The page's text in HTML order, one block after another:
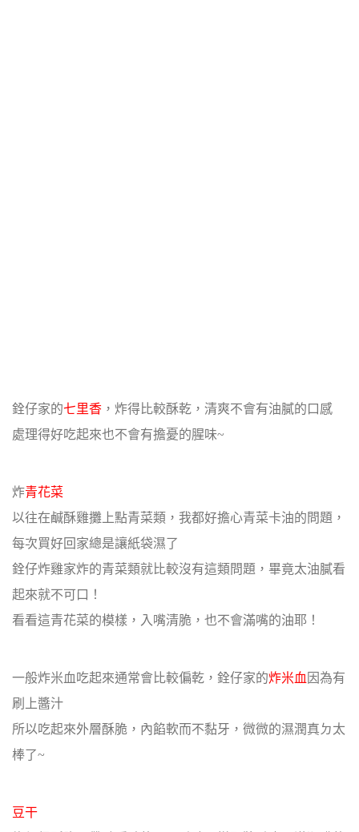
銓仔家的七里香 ，炸得比較酥乾，清爽不會有油膩的口感
處理得好吃起來也不會有擔憂的腥味~
炸青花菜
以往在鹹酥雞攤上點青菜類，我都好擔心青菜卡油的問題，
每次買好回家總是讓紙袋濕了
銓仔炸雞家炸的青菜類就比較沒有這類問題，畢竟太油膩看
起來就不可口！
看看這青花菜的模樣，入嘴清脆，也不會滿嘴的油耶！
一般炸米血吃起來通常會比較偏乾，銓仔家的炸米血 因為有
刷上醬汁
所以吃起來外層酥脆，內餡軟而不黏牙，微微的濕潤真ㄉ太
棒了~
豆干